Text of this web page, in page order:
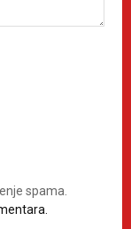
spama.